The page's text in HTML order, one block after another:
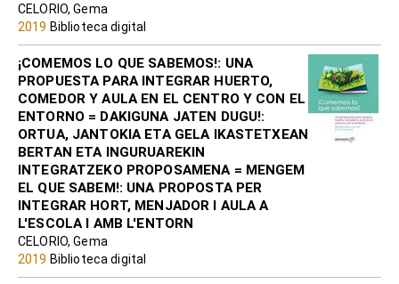
CELORIO, Gema
2019 Biblioteca digital
¡COMEMOS LO QUE SABEMOS!: UNA
PROPUESTA PARA INTEGRAR HUERTO,
COMEDOR Y AULA EN EL CENTRO Y CON EL
ENTORNO = DAKIGUNA JATEN DUGU!:
ORTUA, JANTOKIA ETA GELA IKASTETXEAN
BERTAN ETA INGURUAREKIN
INTEGRATZEKO PROPOSAMENA = MENGEM
EL QUE SABEM!: UNA PROPOSTA PER
INTEGRAR HORT, MENJADOR I AULA A
L'ESCOLA I AMB L'ENTORN
CELORIO, Gema
2019 Biblioteca digital